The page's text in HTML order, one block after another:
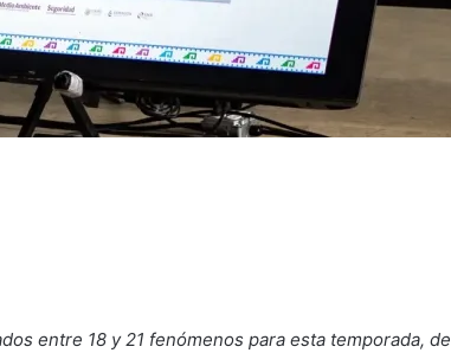
entre 18 y 21 fenómenos para esta temporada, de